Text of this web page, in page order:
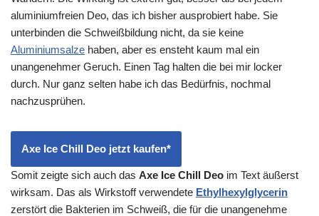
aluminiumfreien Deo, das ich bisher ausprobiert habe. Sie
unterbinden die Schweißbildung nicht, da sie keine
Aluminiumsalze haben, aber es ensteht kaum mal ein
unangenehmer Geruch. Einen Tag halten die bei mir locker
durch. Nur ganz selten habe ich das Bedürfnis, nochmal
nachzusprühen.
Axe Ice Chill Deo jetzt kaufen*
Somit zeigte sich auch das Axe Ice Chill Deo im Text äußerst
wirksam. Das als Wirkstoff verwendete Ethylhexylglycerin
zerstört die Bakterien im Schweiß, die für die unangenehme